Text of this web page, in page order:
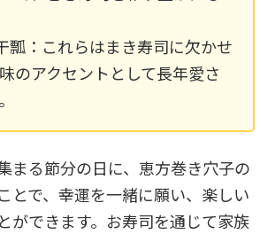
瓢：これらはまき寿司に欠かせ
のアクセントとして長年愛さ
まる節分の日に、恵方巻き穴子の
とで、幸運を一緒に願い、楽しい
ができます。お寿司を通じて家族